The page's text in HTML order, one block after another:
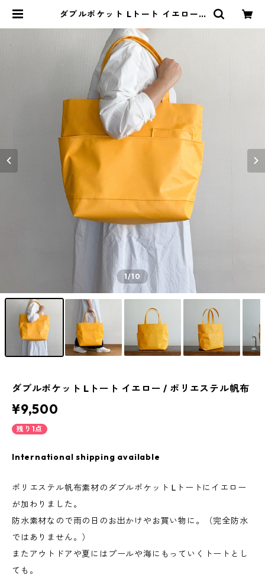
ダブルポケット Lトート イエロー /
ンプルで少し変わったかたちの帆布
かばん
1/10
ダブルポケット Lトート イエロー / ポリエステル帆布
¥9,500
残り1点
International shipping available
ポリエステル帆布素材のダブルポケット Lトートにイエロー
が加わりました。
防水素材なので雨の日のお出かけやお買い物に。（完全防水
ではありません。）
またアウトドアや夏にはプールや海にもっていくトートとし
ても。